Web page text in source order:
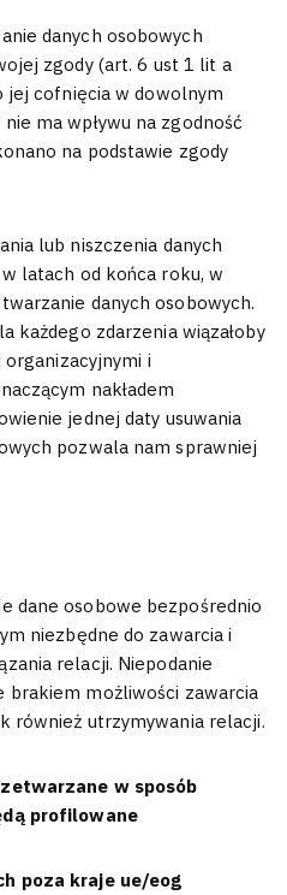
danych osobowych
zgody (art. 6 ust 1 lit a
jej cofnięcia w dowolnym
ma wpływu na zgodność
na podstawie zgody
lub niszczenia danych
latach od końca roku, w
danych osobowych.
każdego zdarzenia wiązałoby
i
nakładem
jednej daty usuwania
pozwala nam sprawniej
dane osobowe bezpośrednio
niezbędne do zawarcia i
relacji. Niepodanie
brakiem możliwości zawarcia
również utrzymywania relacji.
w sposób
profilowane
poza kraje ue/eog